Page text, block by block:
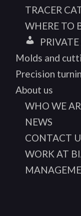
TRACER
WHERE TO
Molds and
Precision
About us
WHO WE
NEWS
CONTACT
WORK AT